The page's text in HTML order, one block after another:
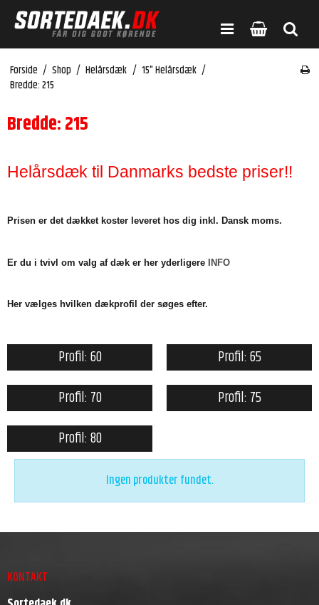
Forside / Shop / Helårsdæk / 15" Helårsdæk /
Bredde: 215
Bredde: 215
Helårsdæk til Danmarks bedste priser!!
Prisen er det dækket koster leveret hos dig inkl. Dansk moms.
Er du i tvivl om valg af dæk er her yderligere INFO
Her vælges hvilken dækprofil der søges efter.
Profil: 60
Profil: 65
Profil: 70
Profil: 75
Profil: 80
Ingen produkter fundet.
KONTAKT